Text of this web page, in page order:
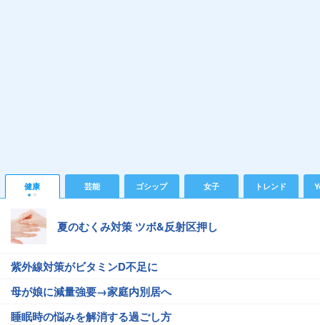
健康 芸能 ゴシップ 女子 トレンド
夏のむくみ対策 ツボ&反射区押し
紫外線対策がビタミンD不足に
母が娘に減量強要→家庭内別居へ
睡眠時の悩みを解消する過ごし方